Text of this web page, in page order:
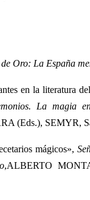
Oro: La España
en la literatura
La magia
(Eds.), SEMYR,
mágicos»,
,ALBERTO